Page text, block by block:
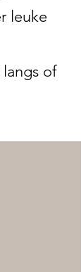
leuke
langs of